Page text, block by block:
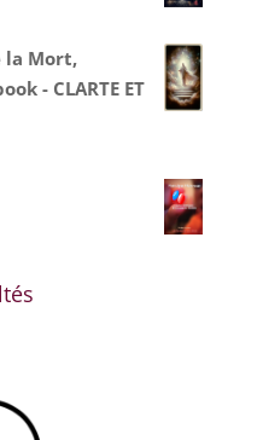
la Mort,
- CLARTE ET